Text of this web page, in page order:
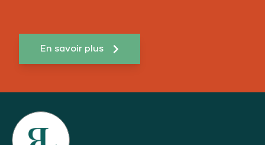
En savoir plus